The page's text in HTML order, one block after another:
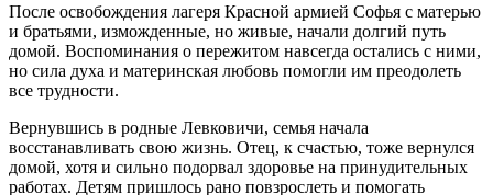
После освобождения лагеря Красной армией Софья с матерью
и братьями, изможденные, но живые, начали долгий путь
домой. Воспоминания о пережитом навсегда остались с ними,
но сила духа и материнская любовь помогли им преодолеть
все трудности.
Вернувшись в родные Левковичи, семья начала
восстанавливать свою жизнь. Отец, к счастью, тоже вернулся
домой, хотя и сильно подорвал здоровье на принудительных
работах. Детям пришлось рано повзрослеть и помогать